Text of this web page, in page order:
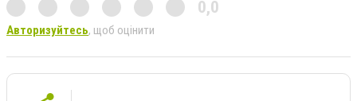
0,0
Авторизуйтесь, щоб оцінити